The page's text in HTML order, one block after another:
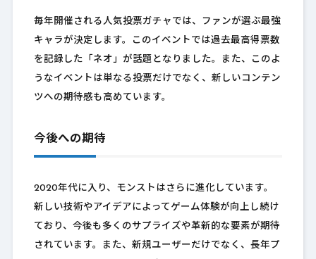
毎年開催される人気投票ガチャでは、ファンが選ぶ最強
キャラが決定します。このイベントでは過去最高得票数
を記録した「ネオ」が話題となりました。また、このよ
うなイベントは単なる投票だけでなく、新しいコンテン
ツへの期待感も高めています。
今後への期待
2020年代に入り、モンストはさらに進化しています。
新しい技術やアイデアによってゲーム体験が向上し続け
ており、今後も多くのサプライズや革新的な要素が期待
されています。また、新規ユーザーだけでなく、長年プ